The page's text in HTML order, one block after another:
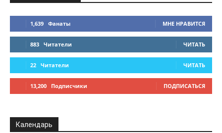
1,639 Фанаты МНЕ НРАВИТСЯ
883 Читатели ЧИТАТЬ
22 Читатели ЧИТАТЬ
13,200 Подписчики ПОДПИСАТЬСЯ
Календарь